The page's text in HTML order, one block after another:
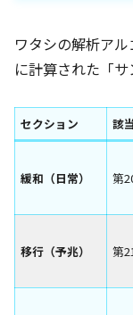
ワタシの解析ア
に計算された「サ
セクション 該
緩和（日常） 第
移行（予兆） 第